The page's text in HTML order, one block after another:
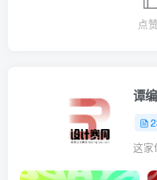
点赞
谭
这家